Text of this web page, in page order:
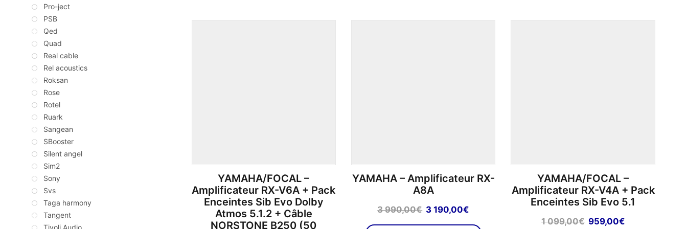
YAMAHA/FOCAL –
Amplificateur RX-V6A + Pack
Enceintes Sib Evo Dolby
Atmos 5.1.2 + Câble
NORSTONE B250 (50
YAMAHA – Amplificateur RX-
A8A
3 990,00€ Le
3 190,00€
YAMAHA/FOCAL –
Amplificateur RX-V4A + Pack
Enceintes Sib Evo 5.1
1 099,00€ Le
959,00€Le
Pro-ject
PSB
Qed
Quad
Real cable
Rel acoustics
Roksan
Rose
Rotel
Ruark
Sangean
SBooster
Silent angel
Sim2
Sony
Svs
Taga harmony
Tangent